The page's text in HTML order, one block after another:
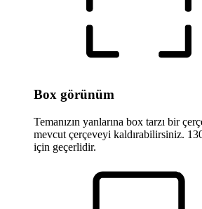
Box görünüm
Temanızın yanlarına box tarzı bir
mevcut çerçeveyi kaldırabilirsiniz.
için geçerlidir.